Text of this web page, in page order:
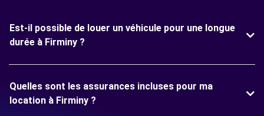
Est-il possible de louer un véhicule pour une longue
durée à Firminy ?
Quelles sont les assurances incluses pour ma
location à Firminy ?